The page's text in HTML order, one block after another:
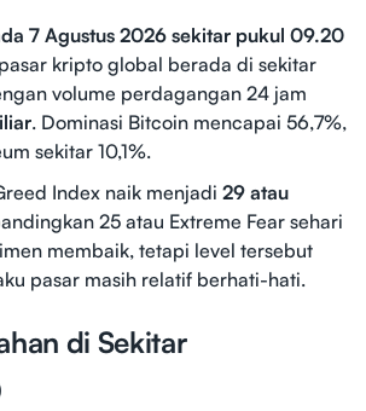
7 Agustus 2026 sekitar pukul 09.20
kripto global berada di sekitar
volume perdagangan 24 jam
. Dominasi Bitcoin mencapai 56,7%,
sekitar 10,1%.
Index naik menjadi 29 atau
25 atau Extreme Fear sehari
membaik, tetapi level tersebut
pasar masih relatif berhati-hati.
di Sekitar